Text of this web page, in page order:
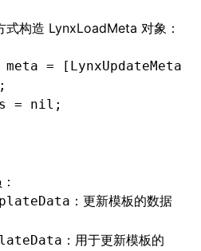
式构造 LynxLoadMeta 对象：
meta = [LynxUpdateMeta
;
= nil ;
：更新模板的数据
：用于更新模板的